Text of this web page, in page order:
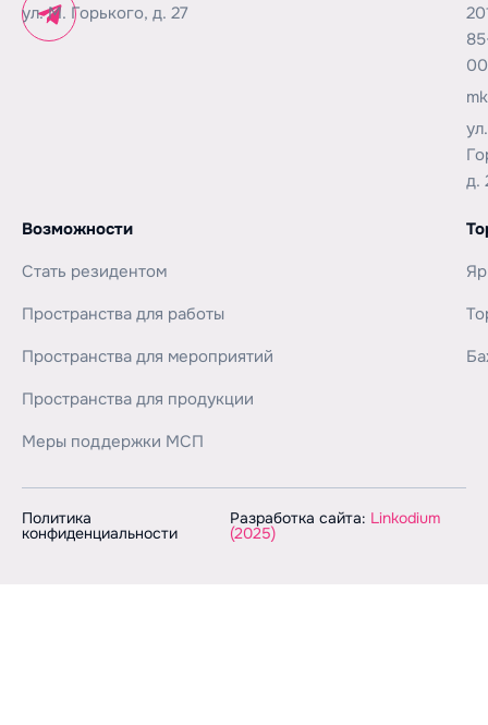
ул. М. Горького, д. 27
00
д.
Возможности
Стать резидентом
Пространства для работы
Пространства для мероприятий
Пространства для продукции
Меры поддержки МСП
Политика
конфиденциальности
Разработка сайта: Linkodium
(2025)